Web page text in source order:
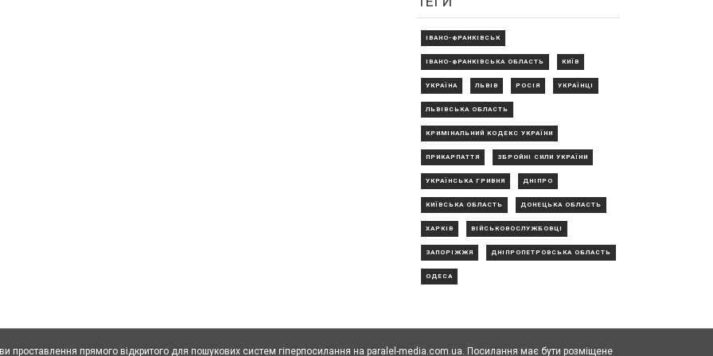
ІВАНО-ФРАНКІВСЬК
ІВАНО-ФРАНКІВСЬКА ОБЛАСТЬ КИЇВ
УКРАЇНА ЛЬВІВ РОСІЯ УКРАЇНЦІ
ЛЬВІВСЬКА ОБЛАСТЬ
КРИМІНАЛЬНИЙ КОДЕКС УКРАЇНИ
ПРИКАРПАТТЯ ЗБРОЙНІ СИЛИ УКРАЇНИ
УКРАЇНСЬКА ГРИВНЯ ДНІПРО
КИЇВСЬКА ОБЛАСТЬ ДОНЕЦЬКА ОБЛАСТЬ
ХАРКІВ ВІЙСЬКОВОСЛУЖБОВЦІ
ЗАПОРІЖЖЯ ДНІПРОПЕТРОВСЬКА ОБЛАСТЬ
ОДЕСА
проставлення прямого відкритого для пошукових систем гіперпосилання на paralel-media.com.ua. Посилання має бути розміщене